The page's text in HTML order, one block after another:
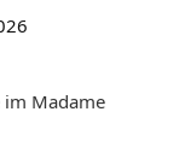
im Madame